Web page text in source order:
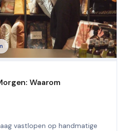
Waarom
vastlopen op handmatige